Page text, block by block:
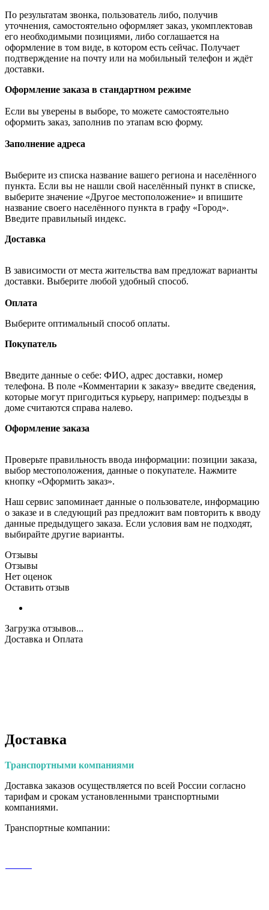
По результатам звонка, пользователь либо, получив
уточнения, самостоятельно оформляет заказ, укомплектовав
его необходимыми позициями, либо соглашается на
оформление в том виде, в котором есть сейчас. Получает
подтверждение на почту или на мобильный телефон и ждёт
доставки.
Оформление заказа в стандартном режиме
Если вы уверены в выборе, то можете самостоятельно
оформить заказ, заполнив по этапам всю форму.
Заполнение адреса
Выберите из списка название вашего региона и населённого
пункта. Если вы не нашли свой населённый пункт в списке,
выберите значение «Другое местоположение» и впишите
название своего населённого пункта в графу «Город».
Введите правильный индекс.
Доставка
В зависимости от места жительства вам предложат варианты
доставки. Выберите любой удобный способ.
Оплата
Выберите оптимальный способ оплаты.
Покупатель
Введите данные о себе: ФИО, адрес доставки, номер
телефона. В поле «Комментарии к заказу» введите сведения,
которые могут пригодиться курьеру, например: подъезды в
доме считаются справа налево.
Оформление заказа
Проверьте правильность ввода информации: позиции заказа,
выбор местоположения, данные о покупателе. Нажмите
кнопку «Оформить заказ».
Наш сервис запоминает данные о пользователе, информацию
о заказе и в следующий раз предложит вам повторить к вводу
данные предыдущего заказа. Если условия вам не подходят,
выбирайте другие варианты.
Отзывы
Отзывы
Нет оценок
Оставить отзыв
Загрузка отзывов...
Доставка и Оплата
Доставка
Транспортными компаниями
Доставка заказов осуществляется по всей России согласно
тарифам и срокам установленными транспортными
компаниями.
Транспортные компании: